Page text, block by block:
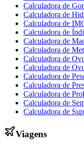
Calculadora de
Calculadora de
Calculadora de
Calculadora de
Calculadora de
Calculadora de
Calculadora de
Calculadora de
Calculadora de
Calculadora de
Calculadora de
Calculadora de
Calculadora de
Viagens